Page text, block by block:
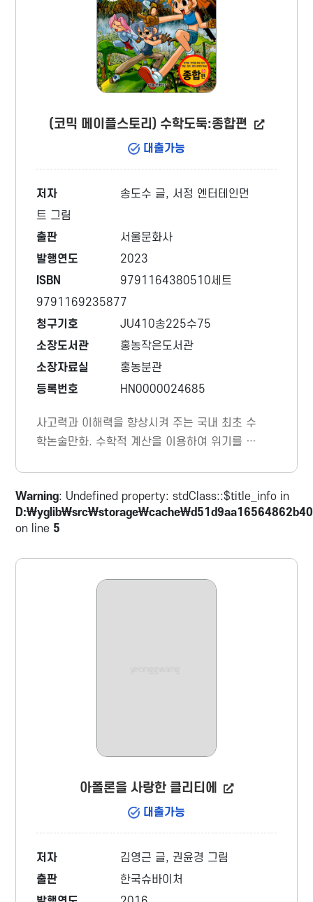
(코믹 메이플스토리) 수학도둑:종합편
대출가능
저자
송도수 글, 서정 엔터테인먼
트 그림
출판
서울문화사
발행연도
2023
ISBN
9791164380510세트
9791169235877
청구기호
JU410송225수75
소장도서관
홍농작은도서관
소장자료실
홍농분관
등록번호
HN0000024685
사고력과 이해력을 향상시켜 주는 국내 최초 수
학논술만화. 수학적 계산을 이용하여 위기를 탈
흥미진진한 수학만화이다.
Warning: Undefined property: stdClass::$title_info in
on line 5
아폴론을 사랑한 클리티에
대출가능
저자
김영근 글, 권윤경 그림
출판
한국슈바이처